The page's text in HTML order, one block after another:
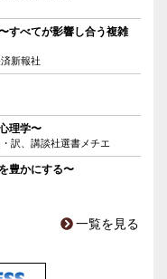
すべてが影響し合う複雑
新報社
理学〜
訳、講談社選書メチエ
豊かにする〜
一覧を見る